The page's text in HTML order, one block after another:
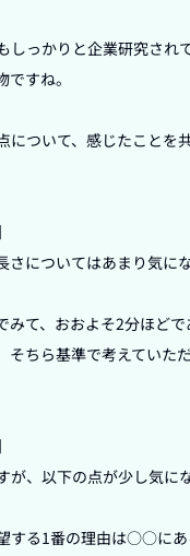
しっかりと企業研究され
すね。
について、感じたことを
さについてはあまり気に
みて、おおよそ2分ほど
そちら基準で考えていた
が、以下の点が少し気に
する1番の理由は○○に